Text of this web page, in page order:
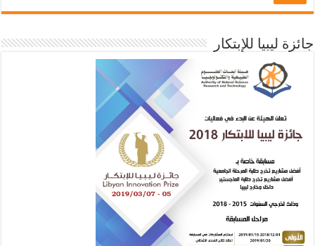
جائزة ليبيا للإبتكار